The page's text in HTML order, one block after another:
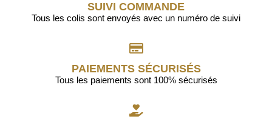
SUIVI COMMANDE
Tous les colis sont envoyés avec un numéro de suivi
PAIEMENTS SÉCURISÉS
Tous les paiements sont 100% sécurisés